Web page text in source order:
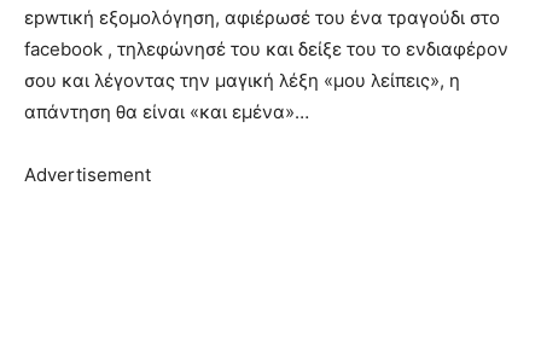
εpwτική εξομολόγηση, αφιέρωσέ του ένα τραγούδι στο
facebook , τηλεφώνησέ του και δείξε του το ενδιαφέρον
σου και λέγοντας την μαγική λέξη «μου λείπεις», η
απάντηση θα είναι «και εμένα»…
Advertisement